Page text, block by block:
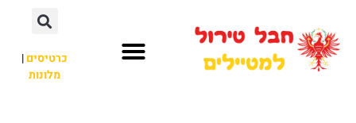
כרטיסים|
מלונות